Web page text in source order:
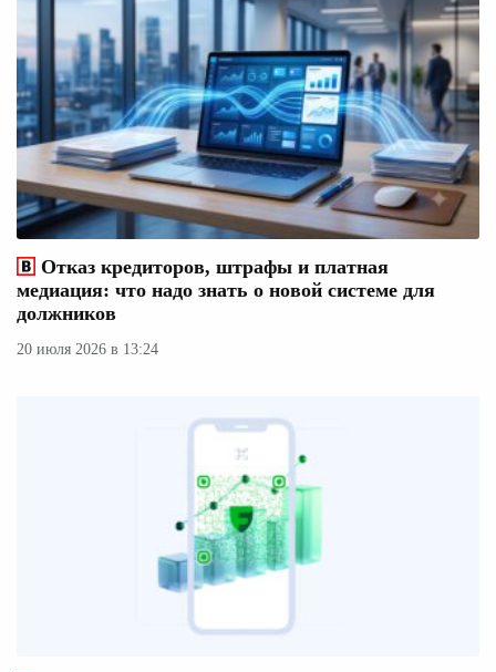
Отказ кредиторов, штрафы и платная
медиация: что надо знать о новой системе для
должников
20 июля 2026 в 13:24